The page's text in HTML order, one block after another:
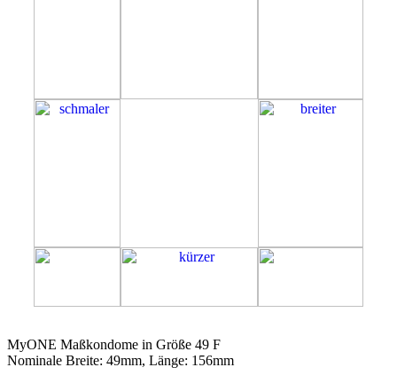
MyONE Maßkondome in Größe 49 F
Nominale Breite: 49mm, Länge: 156mm